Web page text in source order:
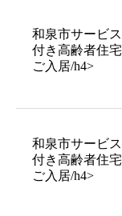
和泉市サービス
付き高齢者住宅
ご入居/h4>
和泉市サービス
付き高齢者住宅
ご入居/h4>